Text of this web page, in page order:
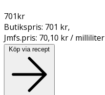
701kr
Butikspris: 701 kr,
Jmfs.pris: 70,10 kr / milliliter
Köp via recept